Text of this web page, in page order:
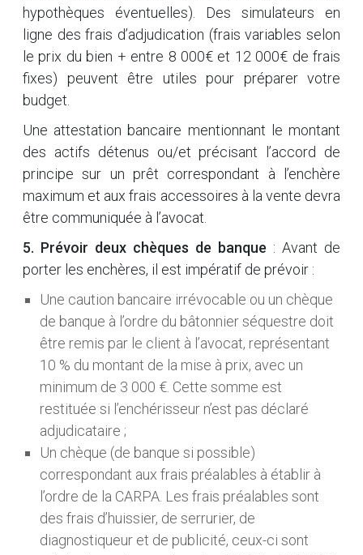
hypothèques éventuelles). Des simulateurs en
ligne des frais d’adjudication (frais variables selon
le prix du bien + entre 8 000€ et 12 000€ de frais
fixes) peuvent être utiles pour préparer votre
budget.
Une attestation bancaire mentionnant le montant
des actifs détenus ou/et précisant l’accord de
principe sur un prêt correspondant à l’enchère
maximum et aux frais accessoires à la vente devra
être communiquée à l’avocat.
5. Prévoir deux chèques de banque : Avant de
porter les enchères, il est impératif de prévoir :
Une caution bancaire irrévocable ou un chèque
de banque à l’ordre du bâtonnier séquestre doit
être remis par le client à l’avocat, représentant
10 % du montant de la mise à prix, avec un
minimum de 3 000 €. Cette somme est
restituée si l’enchérisseur n’est pas déclaré
adjudicataire ;
Un chèque (de banque si possible)
correspondant aux frais préalables à établir à
l’ordre de la CARPA. Les frais préalables sont
des frais d’huissier, de serrurier, de
diagnostiqueur et de publicité, ceux-ci sont